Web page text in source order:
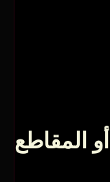
المقاطع